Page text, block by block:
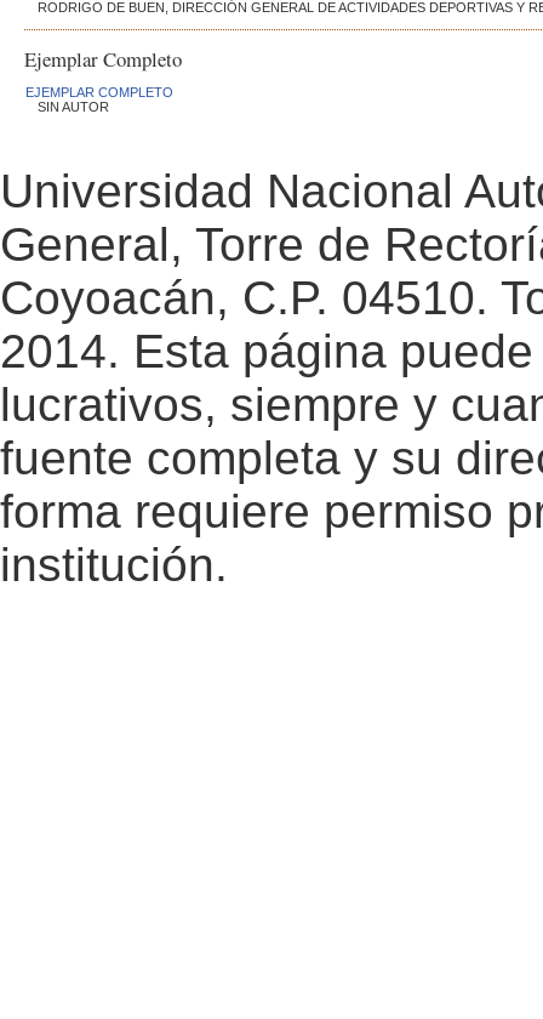
RODRIGO DE BUEN, DIRECCIÓN GENERAL DE ACTIVIDADES DEPORTIVAS Y
Ejemplar Completo
EJEMPLAR COMPLETO
SIN AUTOR
Universidad Nacional
General, Torre de
Coyoacán, C.P. 04510.
2014. Esta página
lucrativos, siempre y
fuente completa y su
forma requiere permiso
institución.